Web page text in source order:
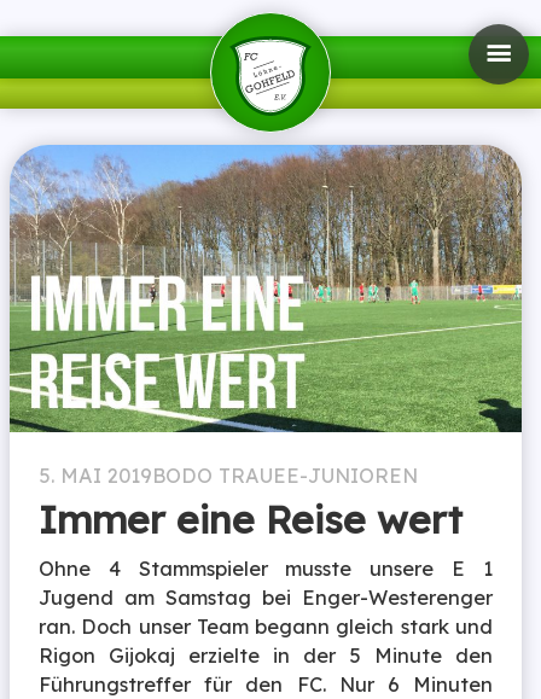
5. MAI 2019BODO TRAUEE-JUNIOREN
Immer eine Reise wert
Ohne 4 Stammspieler musste unsere E 1
Jugend am Samstag bei Enger-Westerenger
ran. Doch unser Team begann gleich stark und
Rigon Gijokaj erzielte in der 5 Minute den
Führungstreffer für den FC. Nur 6 Minuten